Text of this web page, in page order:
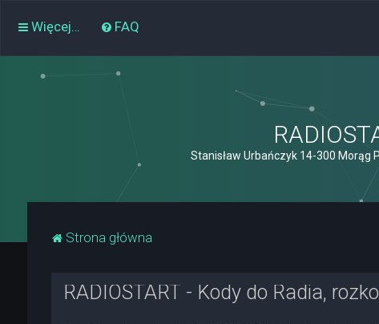
Więcej… FAQ
Stanisław Urbańczyk 14-300 Morąg
Strona główna
RADIOSTART - Kody do Radia,